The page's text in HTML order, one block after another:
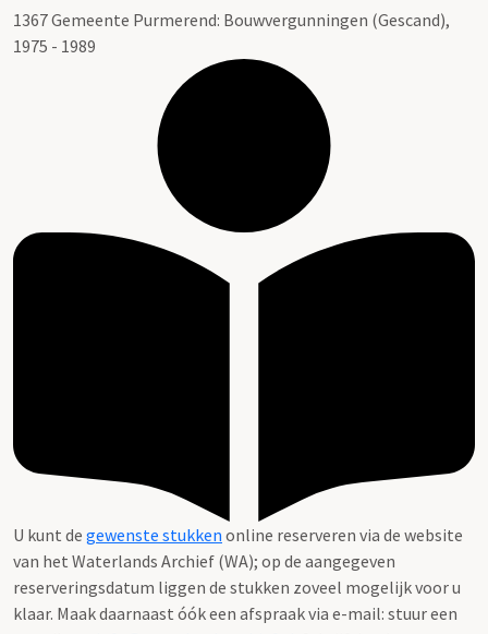
1367 Gemeente Purmerend: Bouwvergunningen (Gescand),
1975 - 1989
U kunt de gewenste stukken online reserveren via de website
van het Waterlands Archief (WA); op de aangegeven
reserveringsdatum liggen de stukken zoveel mogelijk voor u
klaar. Maak daarnaast óók een afspraak via e-mail: stuur een